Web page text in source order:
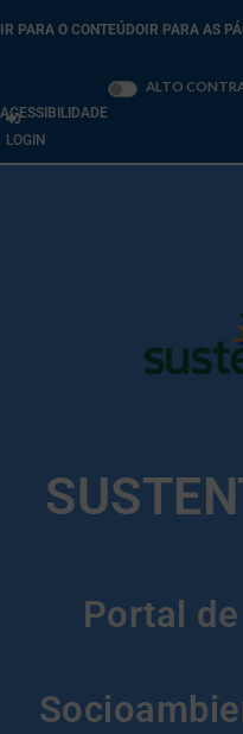
IR PARA O CONTEÚDO IR PARA AS
LOGIN
ACESSIBILIDADE
Ativar/
ALTO
Portal